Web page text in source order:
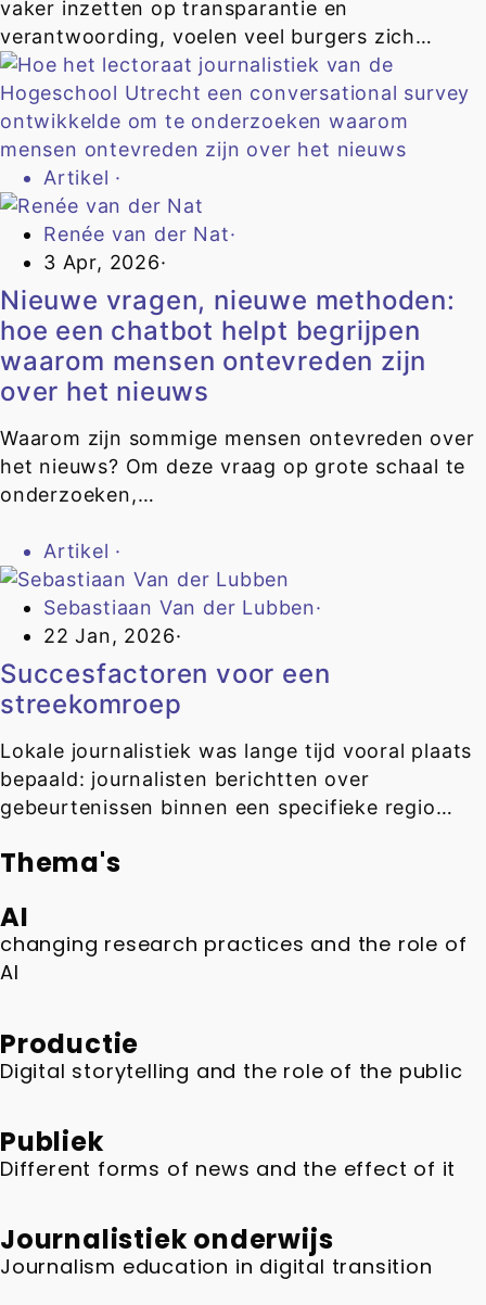
vaker inzetten op transparantie en
verantwoording, voelen veel burgers zich…
Artikel ·
Renée van der Nat·
3 Apr, 2026·
Nieuwe vragen, nieuwe methoden:
hoe een chatbot helpt begrijpen
waarom mensen ontevreden zijn
over het nieuws
Waarom zijn sommige mensen ontevreden over
het nieuws? Om deze vraag op grote schaal te
onderzoeken,…
Artikel ·
Sebastiaan Van der Lubben·
22 Jan, 2026·
Succesfactoren voor een
streekomroep
Lokale journalistiek was lange tijd vooral plaats
bepaald: journalisten berichtten over
gebeurtenissen binnen een specifieke regio…
Thema's
AI
changing research practices and the role of
AI
Productie
Digital storytelling and the role of the public
Publiek
Different forms of news and the effect of it
Journalistiek onderwijs
Journalism education in digital transition